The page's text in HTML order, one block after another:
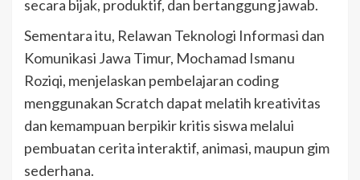
secara bijak, produktif, dan bertanggung jawab.
Sementara itu, Relawan Teknologi Informasi dan
Komunikasi Jawa Timur, Mochamad Ismanu
Roziqi, menjelaskan pembelajaran coding
menggunakan Scratch dapat melatih kreativitas
dan kemampuan berpikir kritis siswa melalui
pembuatan cerita interaktif, animasi, maupun gim
sederhana.